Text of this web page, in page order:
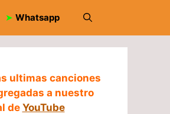
➤ Whatsapp
ultimas canciones
a nuestro
de YouTube